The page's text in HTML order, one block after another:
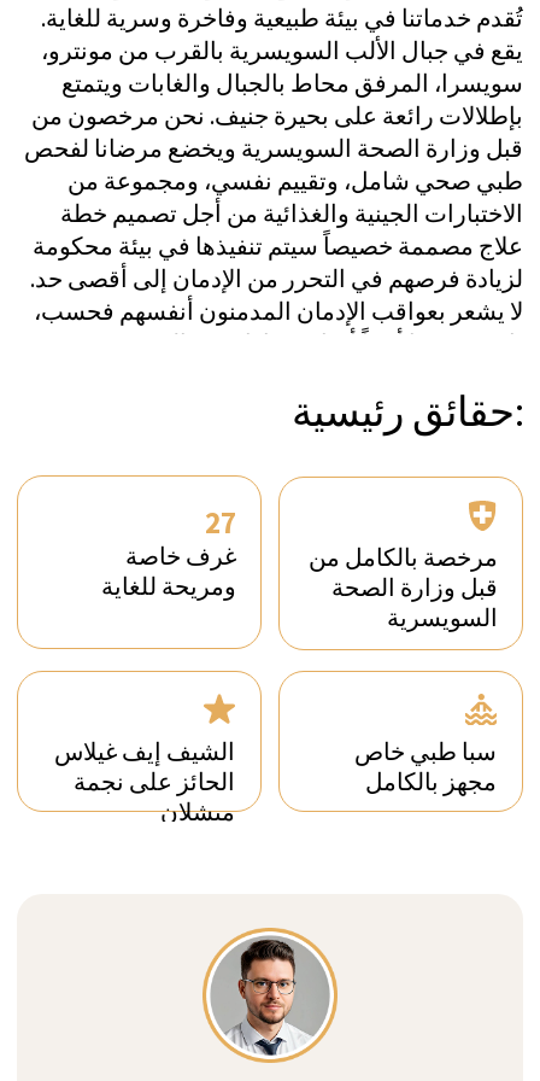
استشارة مجانية غير ملزمة الآن (15
دقيقة)
يفريقنا هنا لدعمك في كل خطوة على
الطريق. يبدأ طريقك نحو صحة وعافية متجددة
بمكالمة أو نقرة واحدة فقط. اكتشف الرعاية
الاستثنائية والخبرة الراقية التي تجعل Clinic
تواصل معنا عبر واتساب على الرقم +41 76
266 1457 أو اترك طلبًا:
طلب مكالمة
مراسلة عبر واتساب
علاجها في كلينيك لي
القلق
الصحة النفسية
الإرهاق (الاحتراق
جمع المجلس الاستشاري العلمي وفريق عمل
كلينيك لي زالبس المعرفة والخبرة في علاج
التشخيصات التالية:
الاضطرابات الإدراكية
الاكتئاب
الرفاهية العاطفية
اضطرابات الأكل
المهدئات
المخدرات (بشكل عام)